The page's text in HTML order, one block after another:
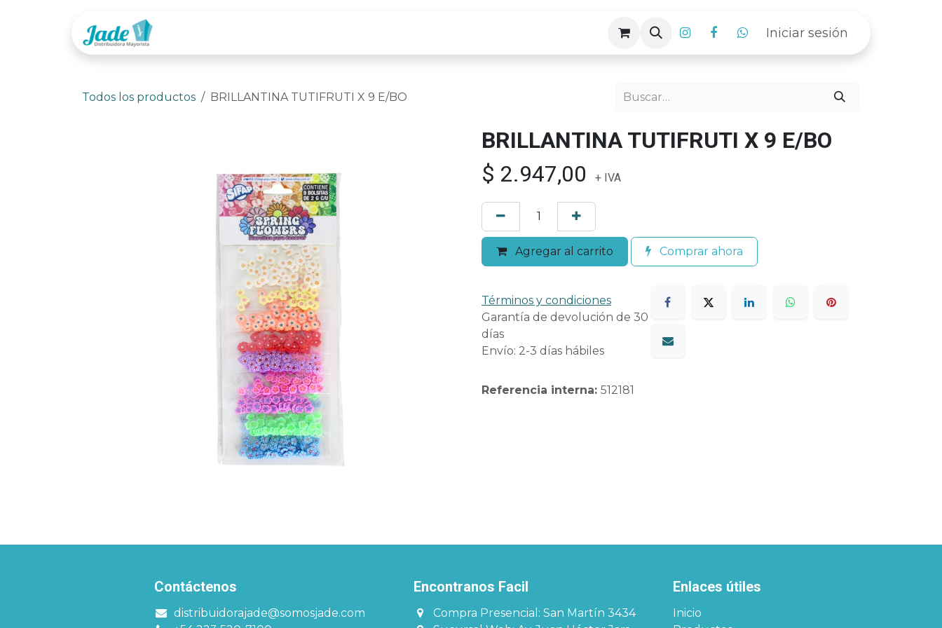
Iniciar sesión
Todos los productos BRILLANTINA TUTIFRUTI X 9 E/BO
BRILLANTINA TUTIFRUTI X 9 E/BO
$ 2.947,00 + IVA
Agregar al carrito Comprar ahora
Términos y condiciones
Garantía de devolución de 30
días
Envío: 2-3 días hábiles
Referencia interna: 512181
Enlaces útiles
Inicio
Encontranos Facil​​​
Compra Presencial: San Martín 3434
Contáctenos
distribuidorajade@somosjade.com